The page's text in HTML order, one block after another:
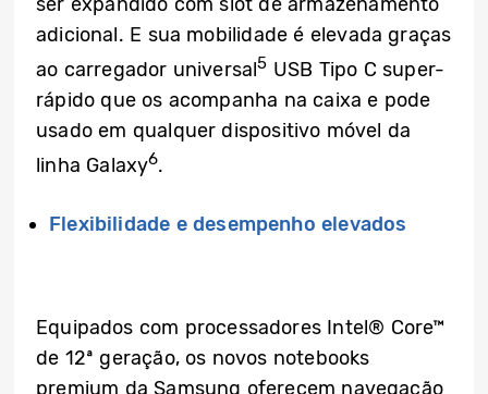
adicional. E sua mobilidade é elevada graças
ao carregador universal5 USB Tipo C super-
rápido que os acompanha na caixa e pode
usado em qualquer dispositivo móvel da
linha Galaxy6.
Flexibilidade e desempenho elevados
Equipados com processadores Intel® Core™
de 12ª geração, os novos notebooks
premium da Samsung oferecem navegação